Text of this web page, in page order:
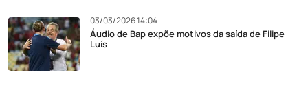
03/03/2026 14:04
Áudio de Bap expõe motivos da saída de Filipe
Luís